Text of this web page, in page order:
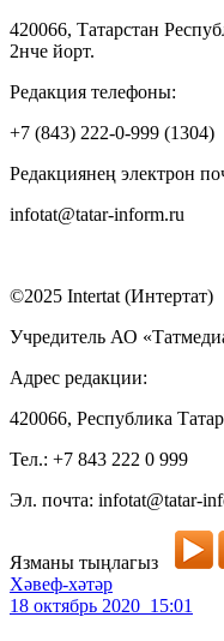
420066, Татарстан
2нче йорт.
Редакция телефоны:
+7 (843) 222-0-999 (1304)
Редакциянең электрон
infotat@tatar-inform.ru
©2025 Intertat (Интертат)
Учредитель АО
Адрес редакции:
420066, Республика
Тел.: +7 843 222 0 999
Эл. почта: infotat@tatar-
Язманы тыңлагыз
Хәвеф-хәтәр
18 октябрь 2020 15:01